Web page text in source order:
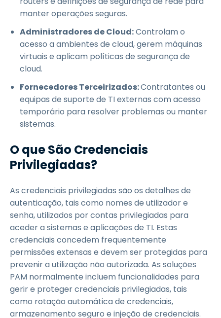
manter operações seguras.
Administradores de Cloud:Controlam o
acesso a ambientes de cloud, gerem máquinas
virtuais e aplicam políticas de segurança de
cloud.
Fornecedores Terceirizados:Contratantes ou
equipas de suporte de TI externas com acesso
temporário para resolver problemas ou manter
sistemas.
O que São Credenciais
Privilegiadas?
As credenciais privilegiadas são os detalhes de
autenticação, tais como nomes de utilizador e
senha, utilizados por contas privilegiadas para
aceder a sistemas e aplicações de TI. Estas
credenciais concedem frequentemente
permissões extensas e devem ser protegidas para
prevenir a utilização não autorizada. As soluções
PAM normalmente incluem funcionalidades para
gerir e proteger credenciais privilegiadas, tais
como rotação automática de credenciais,
armazenamento seguro e injeção de credenciais.